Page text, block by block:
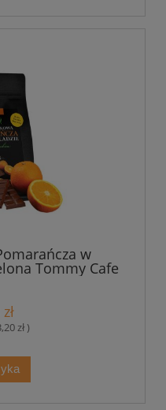
w
Tommy Cafe
zł )